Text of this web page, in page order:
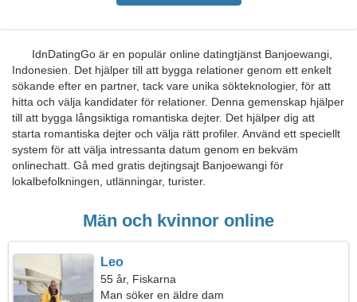
IdnDatingGo är en populär online datingtjänst Banjoewangi,
Indonesien. Det hjälper till att bygga relationer genom ett enkelt
sökande efter en partner, tack vare unika sökteknologier, för att
hitta och välja kandidater för relationer. Denna gemenskap hjälper
till att bygga långsiktiga romantiska dejter. Det hjälper dig att
starta romantiska dejter och välja rätt profiler. Använd ett speciellt
system för att välja intressanta datum genom en bekväm
onlinechatt. Gå med gratis dejtingsajt Banjoewangi för
lokalbefolkningen, utlänningar, turister.
Män och kvinnor online
Leo
55 år, Fiskarna
Man söker en äldre dam